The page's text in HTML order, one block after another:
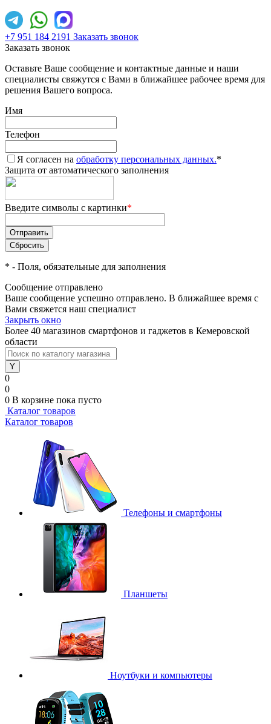
+7 951 184 2191 Заказать звонок
Заказать звонок
Оставьте Ваше сообщение и контактные данные и наши
специалисты свяжутся с Вами в ближайшее рабочее время для
решения Вашего вопроса.
Имя
Телефон
Я согласен на обработку персональных данных.*
Защита от автоматического заполнения
Введите символы с картинки*
* - Поля, обязательные для заполнения
Сообщение отправлено
Ваше сообщение успешно отправлено. В ближайшее время с
Вами свяжется наш специалист
Закрыть окно
Более 40 магазинов смартфонов и гаджетов в Кемеровской
области
0
0
0 В корзине пока пусто
Каталог товаров
Каталог товаров
Телефоны и смартфоны
Планшеты
Ноутбуки и компьютеры